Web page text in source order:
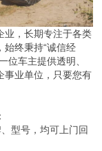
业，长期专注于各类
始终秉持“诚信经
位车主提供透明、
事业单位，只要您有
型号，均可上门回